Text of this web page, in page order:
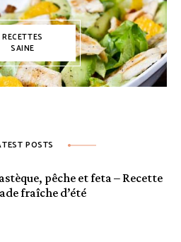
RECETTES
SAINE
POSTS
pêche et feta – Recette
fraîche d’été